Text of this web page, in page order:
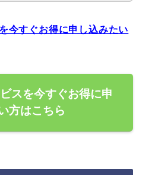
今すぐお得に申し込みたい
スを今すぐお得に申
方はこちら